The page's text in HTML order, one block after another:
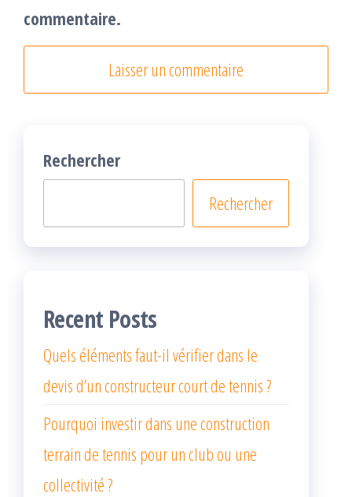
commentaire.
Rechercher
Rechercher
Recent Posts
Quels éléments faut-il vérifier dans le
devis d’un constructeur court de tennis ?
Pourquoi investir dans une construction
terrain de tennis pour un club ou une
collectivité ?